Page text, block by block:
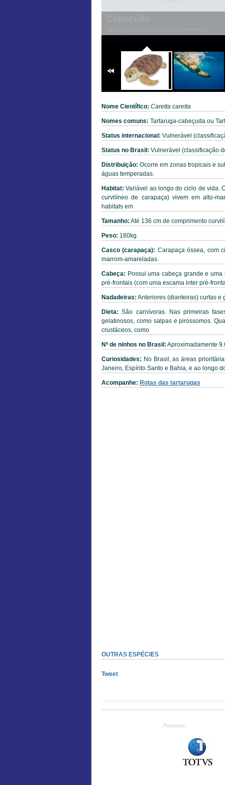
Nome Científico: Caretta caretta
Nomes comuns: Tartaruga-cabeçuda ou
Status internacional: Vulnerável
Status no Brasil: Vulnerável (classificação
Distribuição: Ocorre em zonas tropicais e
águas temperadas.
Habitat: Variável ao longo do ciclo de vida.
curvilíneo de carapaça) vivem em alto-
habitats em
Tamanho: Até 136 cm de comprimento
Peso: 180kg.
Casco (carapaça): Carapaça óssea, com
marrom-amareladas.
Cabeça: Possui uma cabeça grande e
pré-frontais (com uma escama inter pré-
Nadadeiras: Anteriores (dianteiras) curtas e
Dieta: São carnívoras. Nas primeiras
gelatinosos, como salpas e pirossomos.
crustáceos, como
Nº de ninhos no Brasil: Aproximadamente
Curiosidades: No Brasil, as áreas
Janeiro, Espírito Santo e Bahia, e ao longo
Acompanhe: Rotas das tartarugas
OUTRAS ESPÉCIES
Tweet